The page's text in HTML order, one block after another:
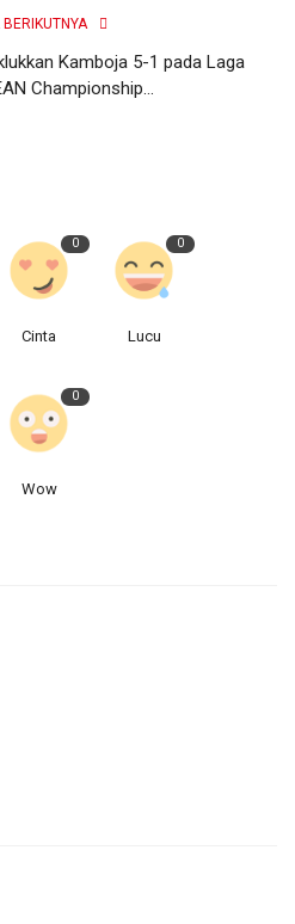
BERIKUTNYA
Kamboja 5-1 pada Laga
Championship...
0
Cinta
0
Lucu
0
Wow